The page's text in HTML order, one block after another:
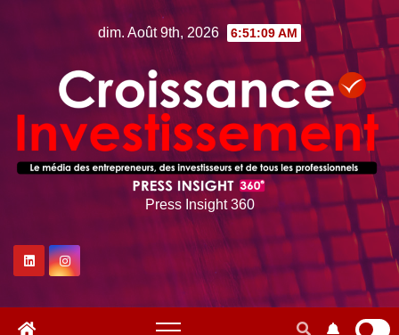
dim. Août 9th, 2026 6:51:10 AM
Press Insight 360